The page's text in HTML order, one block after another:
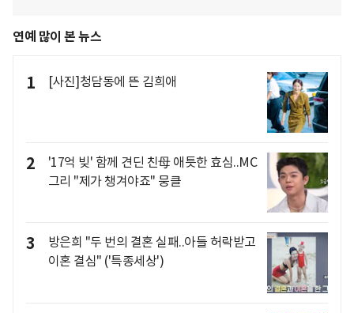
연예 많이 본 뉴스
1 [사진]청담동에 뜬 김희애
2
'17억 빚' 함께 견딘 친母 애틋한 효심..MC
그리 "제가 챙겨야죠" 뭉클
3
방은희 "두 번의 결혼 실패..아들 허락받고
이혼 결심" ('특종세상')